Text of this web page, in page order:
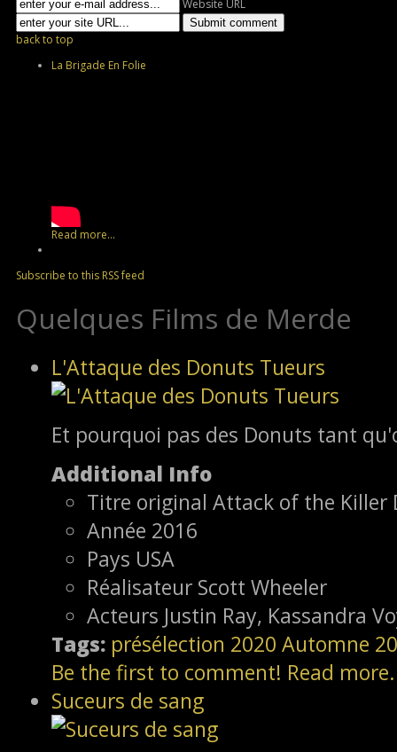
Website URL
back to top
La Brigade En Folie
Read more...
Subscribe to this RSS feed
Quelques Films de Merde
L'Attaque des Donuts Tueurs
Et pourquoi pas des Donuts tant
Additional Info
Titre original Attack of the Killer
Année 2016
Pays USA
Réalisateur Scott Wheeler
Acteurs Justin Ray, Kassandra
Tags: présélection 2020 Automne
Be the first to comment! Read
Suceurs de sang